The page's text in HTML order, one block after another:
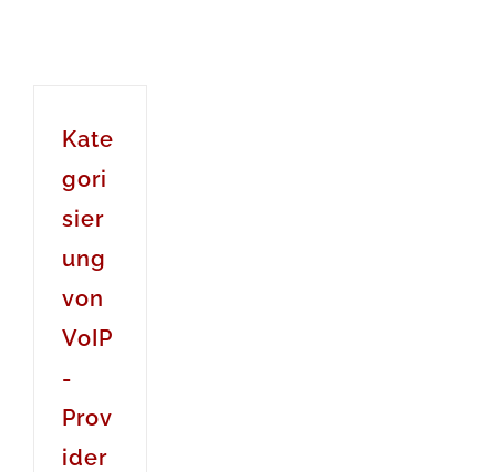
Kate
gori
sier
ung
von
VoIP
-
Prov
ider